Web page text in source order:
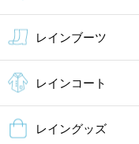
レインブーツ
レインコート
レイングッズ